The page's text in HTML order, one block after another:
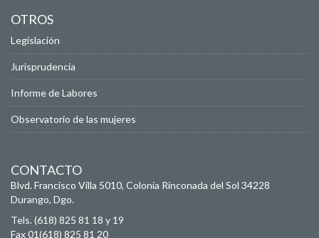
OTROS
Legislación
Jurisprudencia
Informe de Labores
Observatorio de las mujeres
CONTACTO
Blvd. Francisco Villa 5010, Colonia Rinconada del Sol 34228
Durango, Dgo.
Tels. (618) 825 81 18 y 19
Fax 01(618) 825 81 20